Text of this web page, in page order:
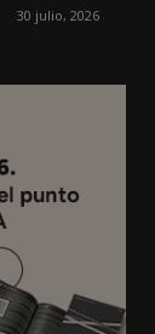
30 julio, 2026